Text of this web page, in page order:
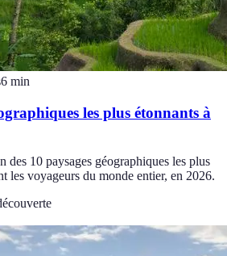
6 min
les plus étonnants à
des 10 paysages géographiques les plus
les voyageurs du monde entier, en 2026.